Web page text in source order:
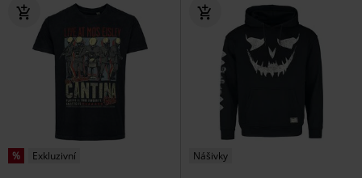
% Exkluzivní Nášivky